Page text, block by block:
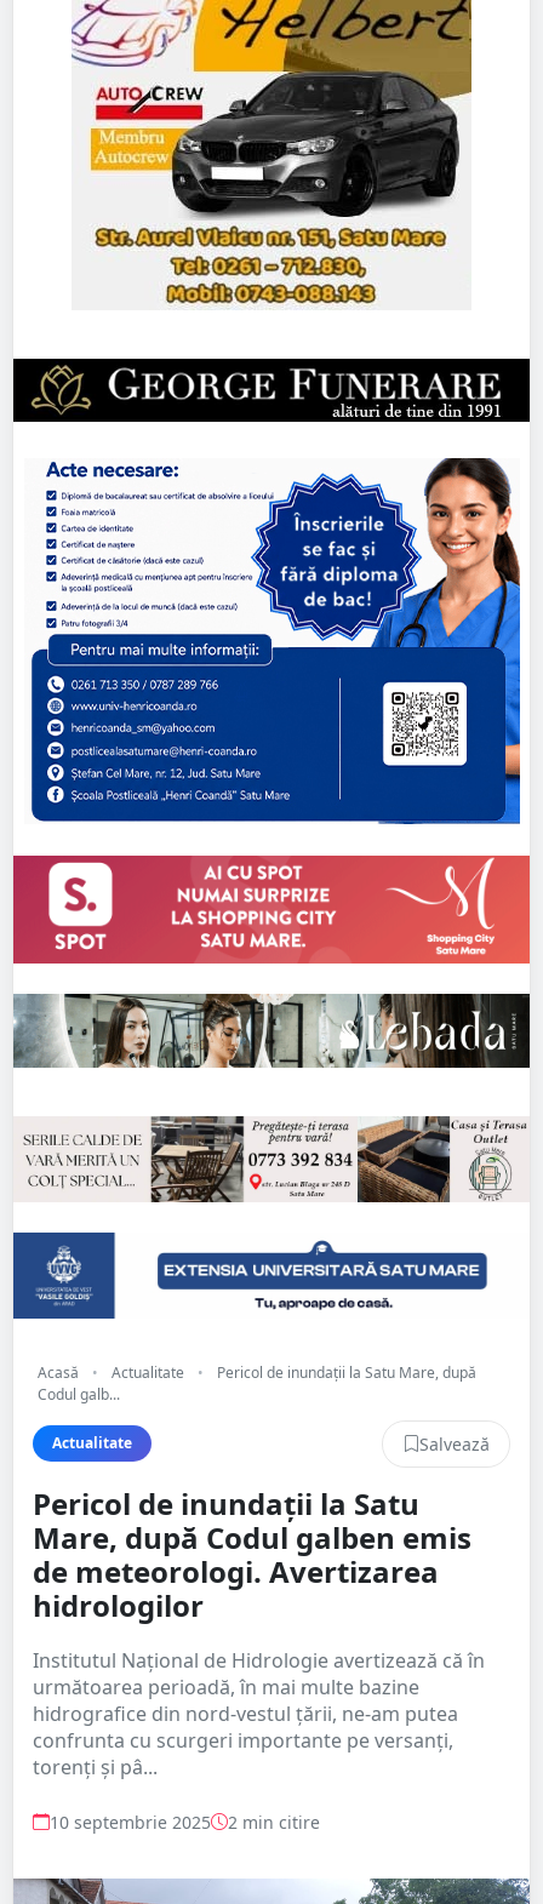
Acasă • Actualitate •
Pericol de inundații la Satu Mare, după
Codul galb...
Actualitate Salvează
Pericol de inundații la Satu
Mare, după Codul galben emis
de meteorologi. Avertizarea
hidrologilor
Institutul Național de Hidrologie avertizează că în
următoarea perioadă, în mai multe bazine
hidrografice din nord-vestul țării, ne-am putea
confrunta cu scurgeri importante pe versanţi,
torenţi şi pâ...
10 septembrie 2025 2 min citire